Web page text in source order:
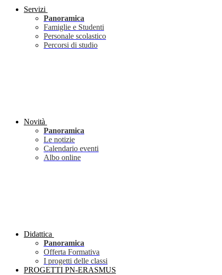
Servizi
Panoramica
Famiglie e Studenti
Personale scolastico
Percorsi di studio
Novità
Panoramica
Le notizie
Calendario eventi
Albo online
Didattica
Panoramica
Offerta Formativa
I progetti delle classi
PROGETTI PN-ERASMUS